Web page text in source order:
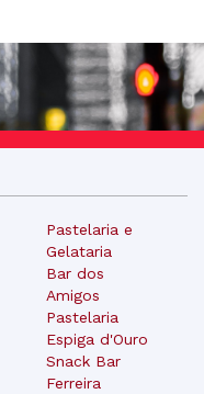
Pastelaria e
Gelataria
Bar dos
Amigos
Pastelaria
Espiga d'Ouro
Snack Bar
Ferreira